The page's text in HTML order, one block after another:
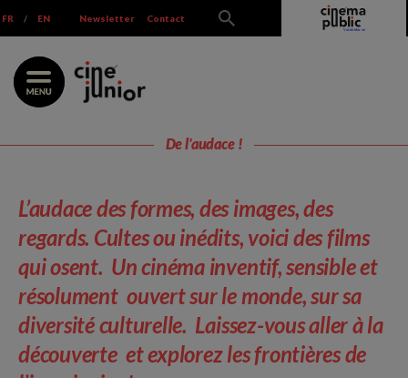
to
content
FR / EN Newsletter Contact
De l'audace !
L’audace des formes, des images, des
regards. Cultes ou inédits, voici des films
qui osent. Un cinéma inventif, sensible et
résolumentouvert sur le monde, sur sa
diversité culturelle. Laissez-vous aller à la
découverteet explorez les frontières de